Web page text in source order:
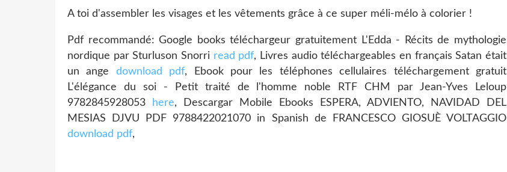
A toi d'assembler les visages et les vêtements grâce à ce super méli-mélo à colorier !
Pdf recommandé: Google books téléchargeur gratuitement L'Edda - Récits de mythologie
nordique par Sturluson Snorri read pdf, Livres audio téléchargeables en français Satan était
un ange download pdf, Ebook pour les téléphones cellulaires téléchargement gratuit
L'élégance du soi - Petit traité de l'homme noble RTF CHM par Jean-Yves Leloup
9782845928053
here, Descargar Mobile Ebooks ESPERA, ADVIENTO, NAVIDAD DEL
MESIAS DJVU PDF 9788422021070 in Spanish de FRANCESCO GIOSUÈ VOLTAGGIO
download pdf,